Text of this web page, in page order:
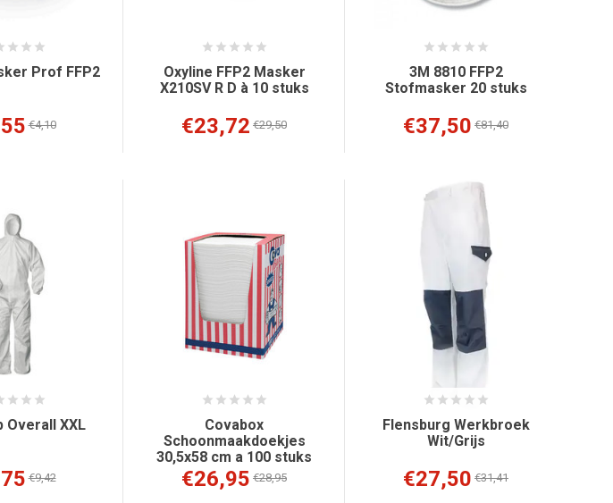
Prof FFP2
€4,10
Oxyline FFP2 Masker
X210SV R D à 10 stuks
€23,72 €29,50
3M 8810 FFP2
Stofmasker 20 stuks
€37,50 €81,40
Overall XXL
€9,42
Covabox
Schoonmaakdoekjes
30,5x58 cm a 100 stuks
€26,95 €28,95
Flensburg Werkbroek
Wit/Grijs
€27,50 €31,41